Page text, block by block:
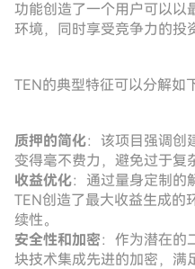
功能创造了一个用户可以以
环境，同时享受竞争力的投
TEN的典型特征可以分解如
质押的简化：该项目强调创
变得毫不费力，避免过于复
收益优化：通过量身定制的
TEN创造了最大收益生成的
续性。
安全性和加密：作为潜在的
块技术集成先进的加密，满